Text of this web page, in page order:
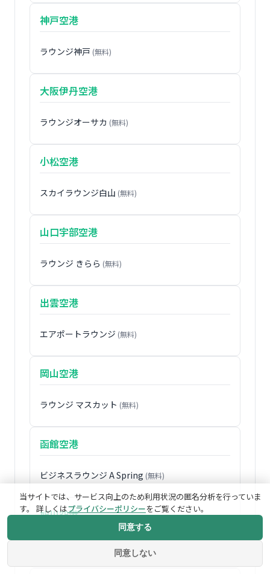
神戸空港
ラウンジ神戸 (無料)
大阪伊丹空港
ラウンジオーサカ (無料)
小松空港
スカイラウンジ白山 (無料)
山口宇部空港
ラウンジ きらら (無料)
出雲空港
エアポートラウンジ (無料)
岡山空港
ラウンジ マスカット (無料)
函館空港
ビジネスラウンジ A Spring (無料)
旭川空港
当サイトでは、サービス向上のため利用状況の匿名分析を行っていま
す。 詳しくはプライバシーポリシーをご覧ください。
同意しない
同意する